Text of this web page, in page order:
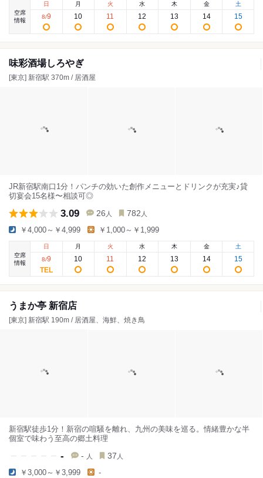
空席
情報
日
8/9
月
10
火
11
水
12
木
13
金
14
土
15
味彩酒場しろやぎ
[東京] 新宿駅 370m / 居酒屋
JR新宿駅南口1分！パンチの効いた創作メニューとドリンクが充実♪貸
切宴会15名様〜相談可◎
3.09 26 人 782 人
￥4,000～￥4,999 ￥1,000～￥1,999
空席
情報
日
8/9
月
10
火
11
水
12
木
13
金
14
土
15
うまか亭 新宿店
[東京] 新宿駅 190m / 居酒屋、海鮮、焼き鳥
新宿駅徒歩1分！新宿の喧騒を離れ、九州の美味を巡る。情緒豊かな半
個室で味わう至高の郷土料理
- - 人 37 人
￥3,000～￥3,999 -